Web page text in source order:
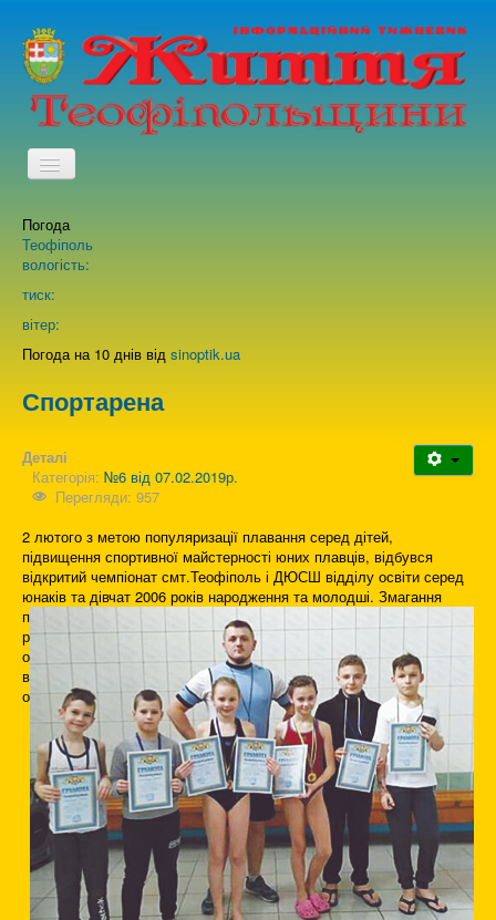
TPL_PROTOSTAR_TOGGLE_MENU
Про нас
Погода
Теофіполь
вологість:
тиск:
вітер:
Погода на 10 днів від sinoptik.ua
Спортарена
Деталі
Категорія: №6 від 07.02.2019р.
Перегляди: 957
2 лютого з метою популяризації плавання серед дітей,
підвищення спортивної майстерності юних плавців, відбувся
відкритий чемпіонат смт.Теофіполь і ДЮСШ відділу освіти серед
юнаків та дівчат 2006 років народження та молодші. Змагання
п
р
о
в
о